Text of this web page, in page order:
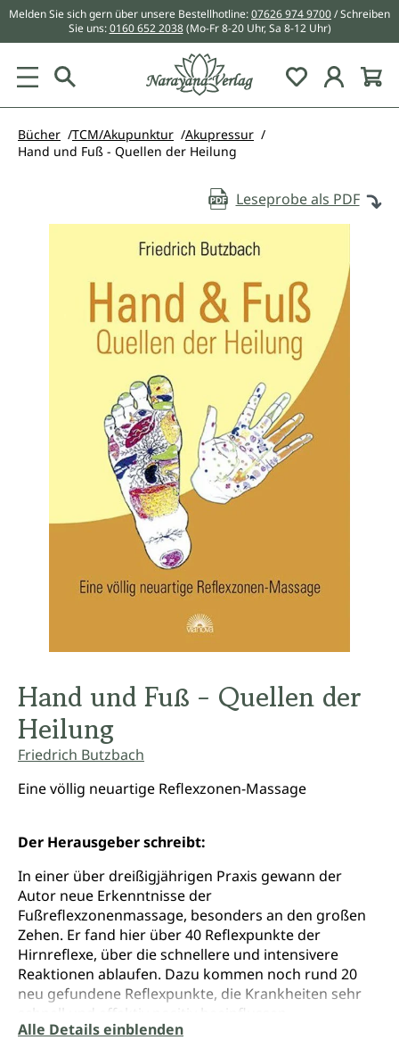
springen
Melden Sie sich gern über unsere Bestellhotline:07626 974 9700/ Schreiben
Sie uns:0160 652 2038 (Mo-Fr 8-20 Uhr, Sa 8-12 Uhr)
Du hast 0
Bücher TCM/Akupunktur
Akupressur
Hand und Fuß - Quellen der Heilung
Leseprobe als PDF
Hand und Fuß - Quellen der
Heilung
Friedrich Butzbach
Eine völlig neuartige Reflexzonen-Massage
Der Herausgeber schreibt:
In einer über dreißigjährigen Praxis gewann der
Autor neue Erkenntnisse der
Fußreflexzonenmassage, besonders an den großen
Zehen. Er fand hier über 40 Reflexpunkte der
Hirnreflexe, über die schnellere und intensivere
Reaktionen ablaufen. Dazu kommen noch rund 20
neu gefundene Reflexpunkte, die Krankheiten sehr
schnell und effektiv positiv beeinflussen.
Alle Details einblenden